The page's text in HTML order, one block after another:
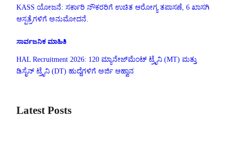
KASS ಯೋಜನೆ: ಸರ್ಕಾರಿ ನೌಕರರಿಗೆ ಉಚಿತ ಆರೋಗ್ಯ ತಪಾಸಣೆ, 6 ಖಾಸಗಿ
ಆಸ್ಪತ್ರೆಗಳಿಗೆ ಅನುಮೋದನೆ.
ಸಾರ್ವಜನಿಕ ಮಾಹಿತಿ
HAL Recruitment 2026: 120 ಮ್ಯಾನೇಜ್‌ಮೆಂಟ್ ಟ್ರೈನಿ (MT) ಮತ್ತು
ಡಿಸೈನ್ ಟ್ರೈನಿ (DT) ಹುದ್ದೆಗಳಿಗೆ ಅರ್ಜಿ ಆಹ್ವಾನ
Latest Posts